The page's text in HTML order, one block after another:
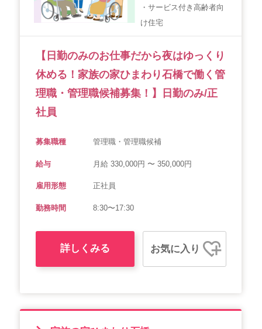
・サービス付き高齢者向
け住宅
【日勤のみのお仕事だから夜はゆっくり
休める！家族の家ひまわり石橋で働く管
理職・管理職候補募集！】日勤のみ/正
社員
募集職種 管理職・管理職候補
給与 月給 330,000円 〜 350,000円
雇用形態 正社員
勤務時間 8:30〜17:30
詳しくみる お気に入り